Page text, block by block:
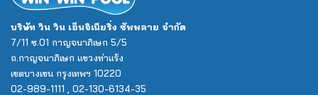
บริษัท วิน วิน เอ็นจิเนียริ่ง ซัพพลาย จำกัด
7/11 ซ.01 กาญจนาภิเษก 5/5
ถ.กาญจนาภิเษก แขวงท่าแร้ง
เขตบางเขน กรุงเทพฯ 10220
02-989-1111 , 02-130-6134-35